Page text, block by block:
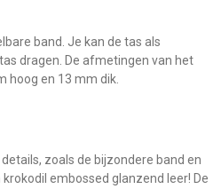
band. Je kan de tas als
dragen. De afmetingen van het
hoog en 13 mm dik.
zoals de bijzondere band en
embossed glanzend leer! De